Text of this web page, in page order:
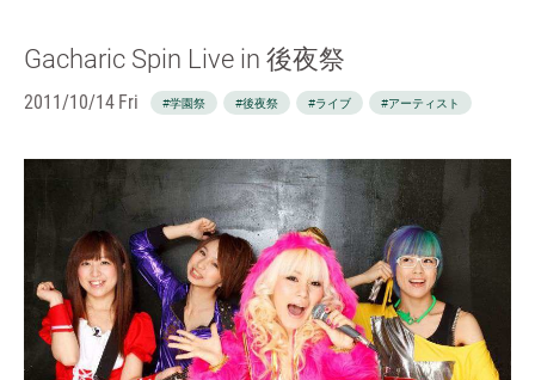
Gacharic Spin Live in 後夜祭
2011/10/14 Fri #学園祭 #後夜祭 #ライブ #アーティスト